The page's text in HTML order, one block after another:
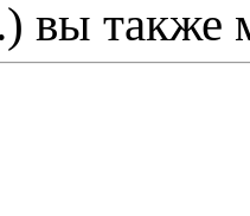
вы также